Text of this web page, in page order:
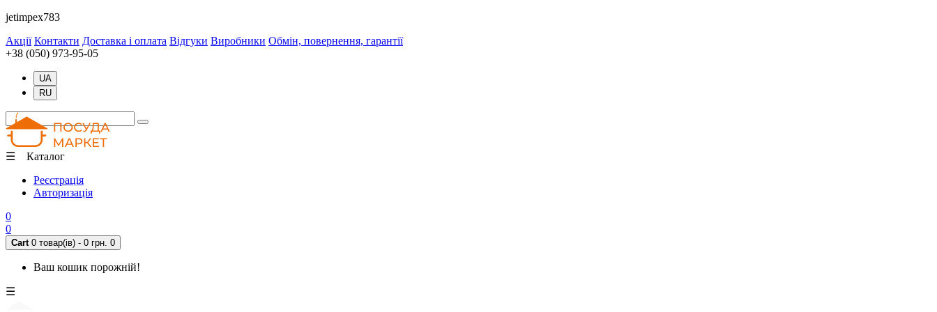
jetimpex783
Акції Контакти Доставка і оплата Відгуки Виробники Обмін, повернення, гарантії
+38 (050) 973-95-05
UA
RU
☰ Каталог
Реєстрація
Авторизація
0
0
Cart 0 товар(ів) - 0 грн. 0
Ваш кошик порожній!
☰